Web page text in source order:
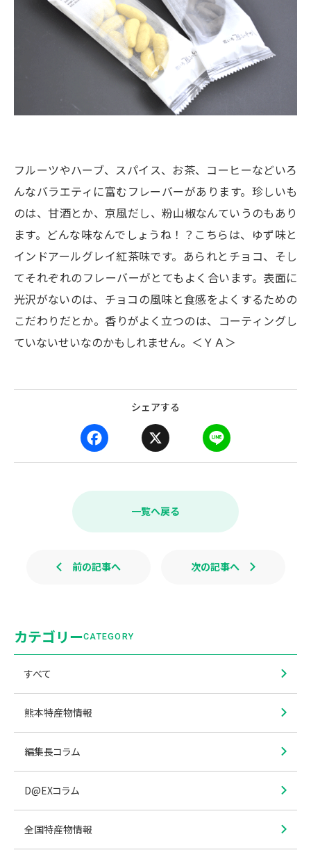
フルーツやハーブ、スパイス、お茶、コーヒーなどいろ
んなバラエティに富むフレーバーがあります。珍しいも
のは、甘酒とか、京風だし、粉山椒なんていうのもあり
ます。どんな味なんでしょうね！？こちらは、ゆず味と
インドアールグレイ紅茶味です。あられとチョコ、そし
てそれぞれのフレーバーがとてもよく合います。表面に
光沢がないのは、チョコの風味と食感をよくするための
こだわりだとか。香りがよく立つのは、コーティングし
ていないせいなのかもしれません。＜ＹＡ＞
シェアする
a
e
k
i
e
一覧へ戻る
前の記事へ 次の記事へ
カテゴリーCATEGORY
すべて
熊本特産物情報
編集長コラム
D@EXコラム
全国特産物情報